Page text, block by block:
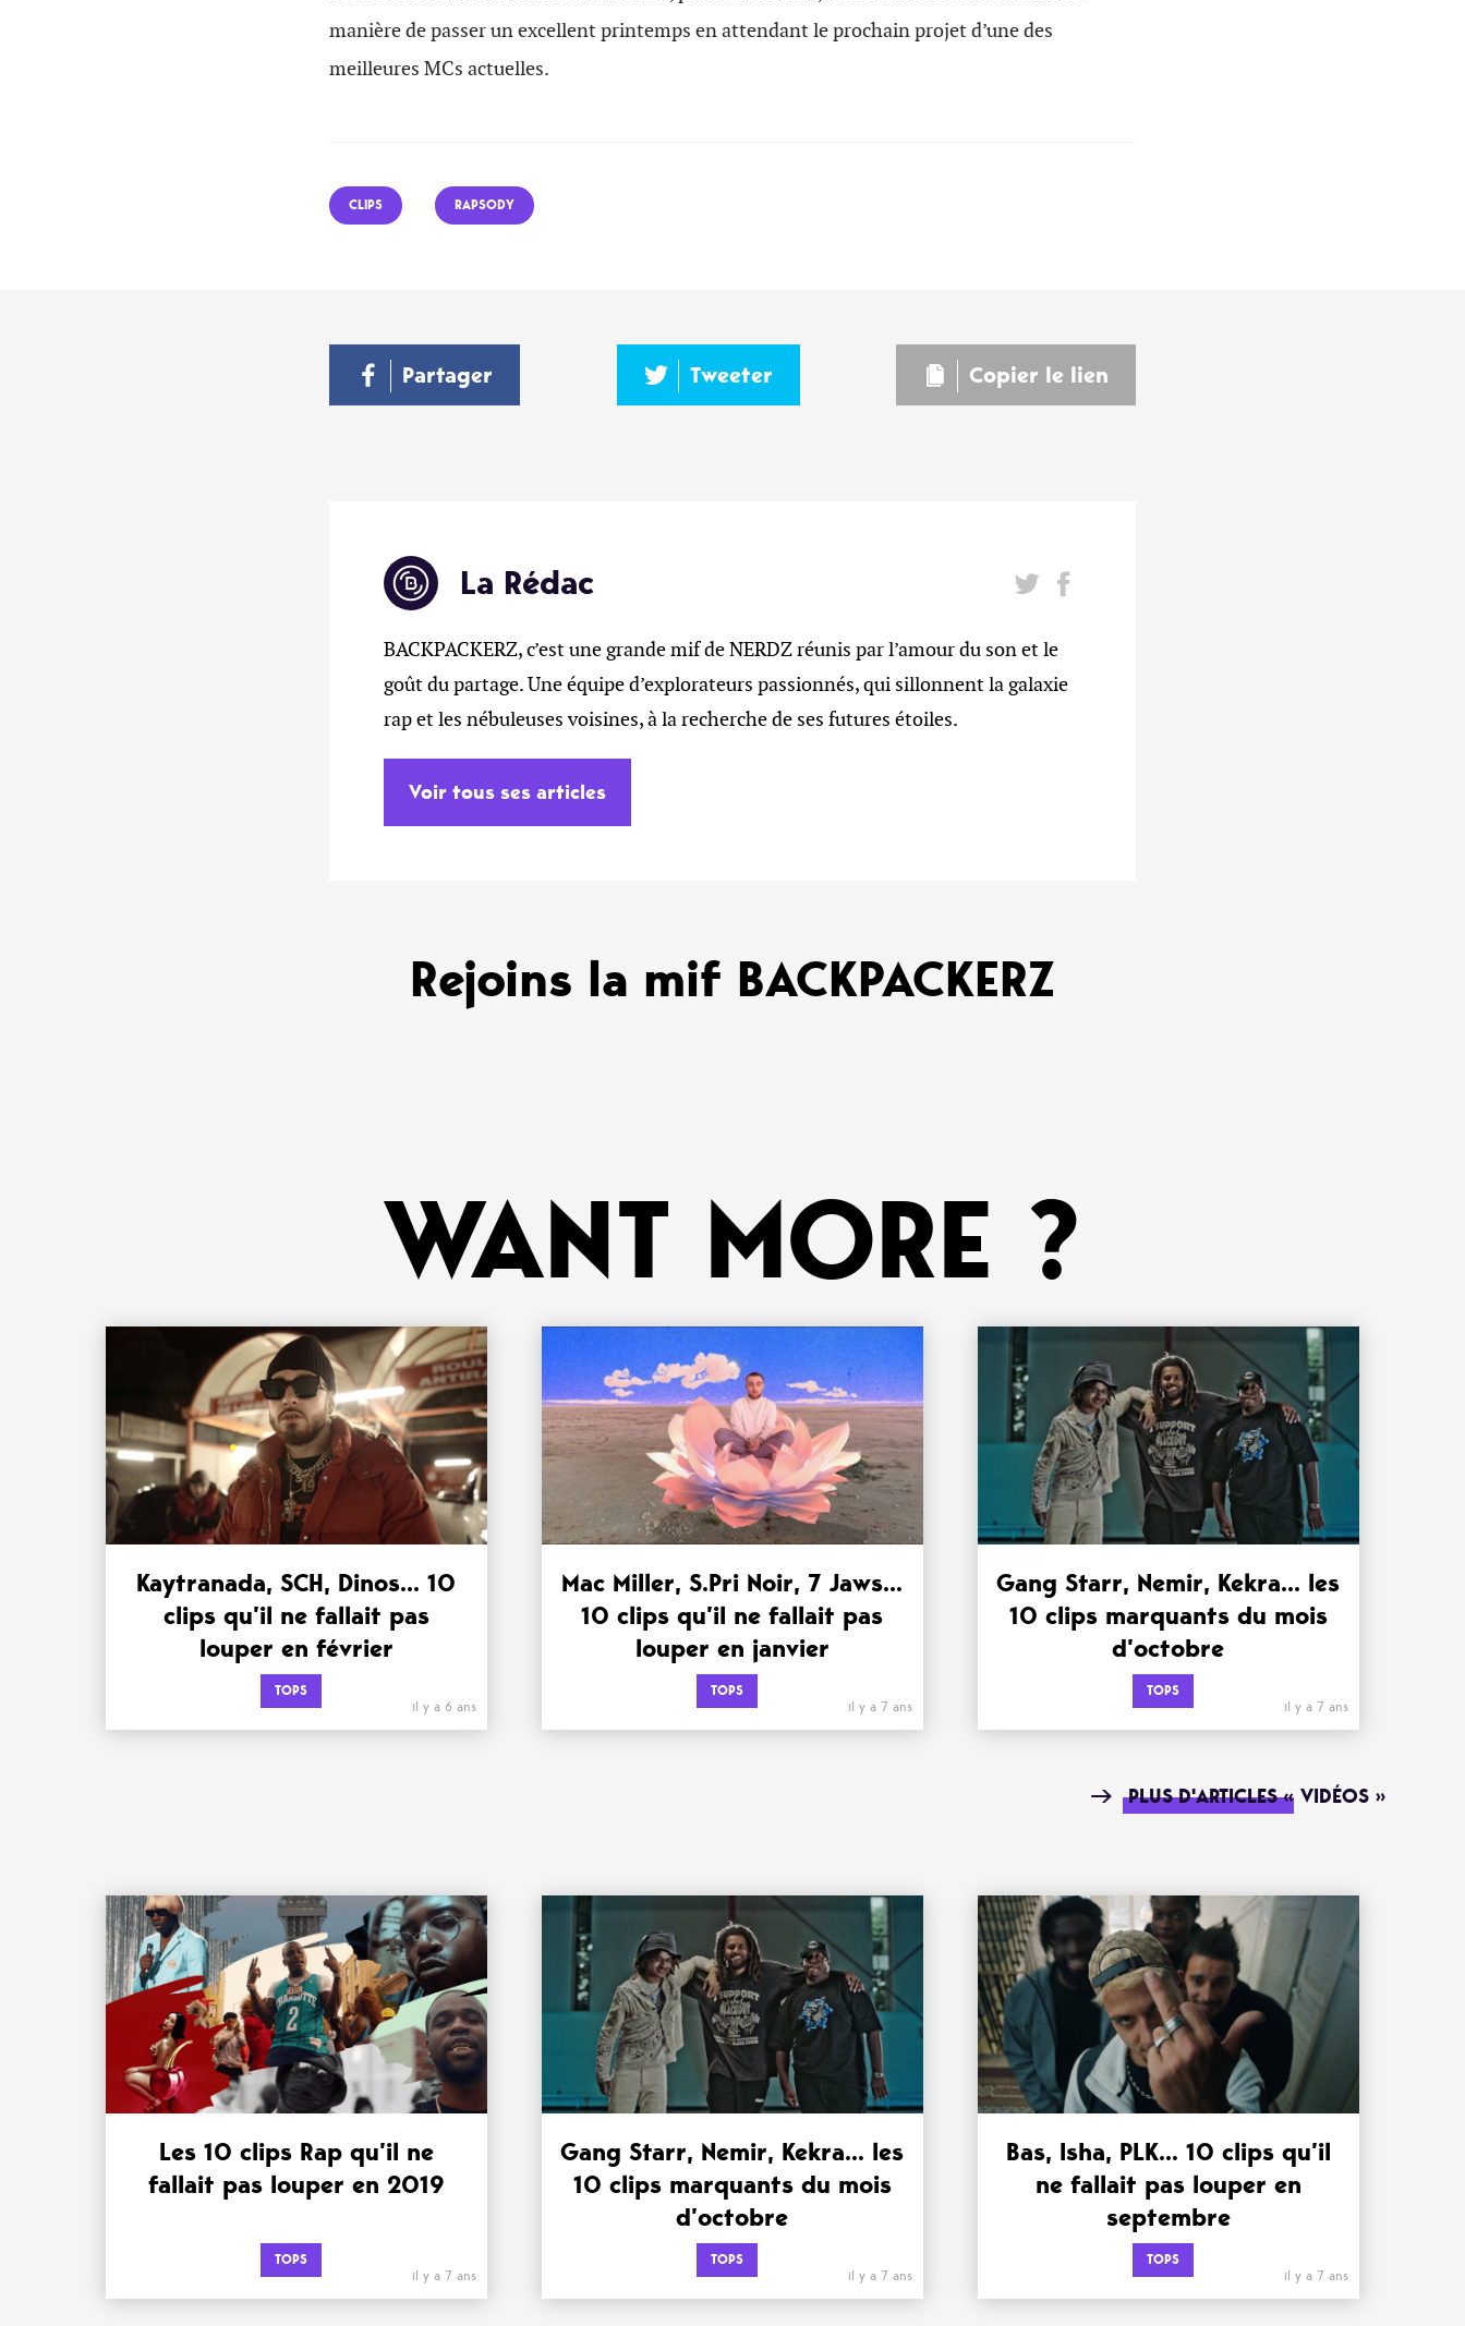
manière de passer un excellent printemps en attendant le prochain projet d’une des
meilleures MCs actuelles.
CLIPS RAPSODY
Partager Tweeter Copier le lien
La Rédac
BACKPACKERZ, c’est une grande mif de NERDZ réunis par l’amour du son et le
goût du partage. Une équipe d’explorateurs passionnés, qui sillonnent la galaxie
rap et les nébuleuses voisines, à la recherche de ses futures étoiles.
Voir tous ses articles
Rejoins la mif BACKPACKERZ
WANT MORE ?
Kaytranada, SCH, Dinos… 10
clips qu’il ne fallait pas
louper en février
TOPS
il y a 6 ans
Mac Miller, S.Pri Noir, 7 Jaws…
10 clips qu’il ne fallait pas
louper en janvier
TOPS
il y a 7 ans
Gang Starr, Nemir, Kekra… les
10 clips marquants du mois
d’octobre
TOPS
il y a 7 ans
PLUS D'ARTICLES « VIDÉOS »
Les 10 clips Rap qu’il ne
fallait pas louper en 2019
TOPS
il y a 7 ans
Gang Starr, Nemir, Kekra… les
10 clips marquants du mois
d’octobre
TOPS
il y a 7 ans
Bas, Isha, PLK… 10 clips qu’il
ne fallait pas louper en
septembre
TOPS
il y a 7 ans